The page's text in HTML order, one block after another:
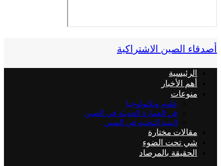
أصدقاء الصين الاشتراكية
الرئيسية
أهم الأخبار
منوعات
علوم وتكنولوجيا
فن العمارة الحديثة في الصين
البنية التحتية في الصين
مقالات مختارة
شي تحت الضوء
الحقيقة بالمرصاد